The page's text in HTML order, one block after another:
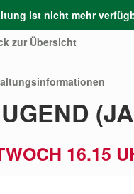
ist nicht mehr
zur Übersicht
16.15